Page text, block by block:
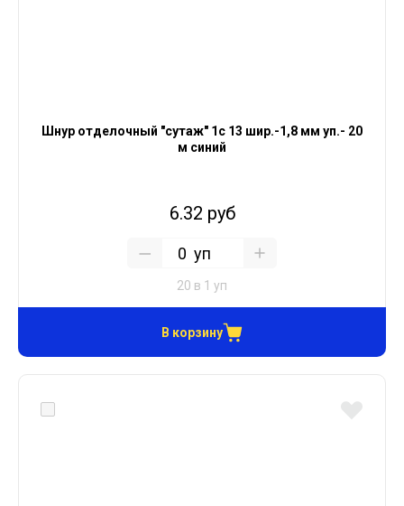
Шнур отделочный "сутаж" 1с 13 шир.-1,8 мм уп.- 20
м синий
6.32 руб
уп
20 в 1 уп
В корзину